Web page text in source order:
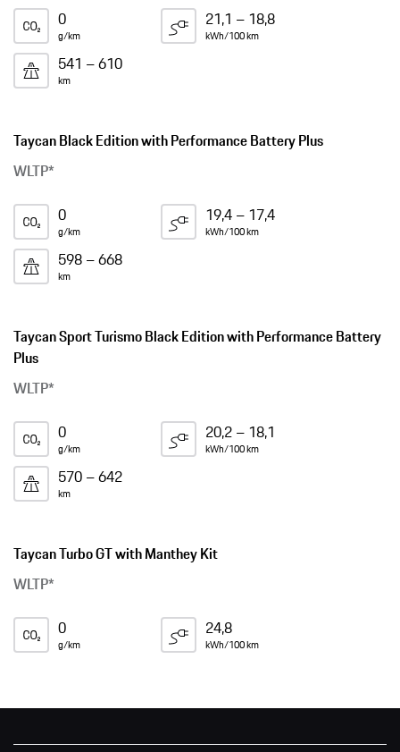
0
g/km
21,1 – 18,8
kWh/100 km
541 – 610
km
Taycan Black Edition with Performance Battery Plus
WLTP*
0
g/km
19,4 – 17,4
kWh/100 km
598 – 668
km
Taycan Sport Turismo Black Edition with Performance Battery
Plus
WLTP*
0
g/km
20,2 – 18,1
kWh/100 km
570 – 642
km
Taycan Turbo GT with Manthey Kit
WLTP*
0
g/km
24,8
kWh/100 km